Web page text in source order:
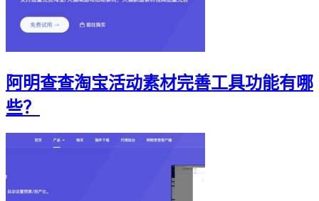
阿明查查淘宝活动素材完善工具功能有哪
些？